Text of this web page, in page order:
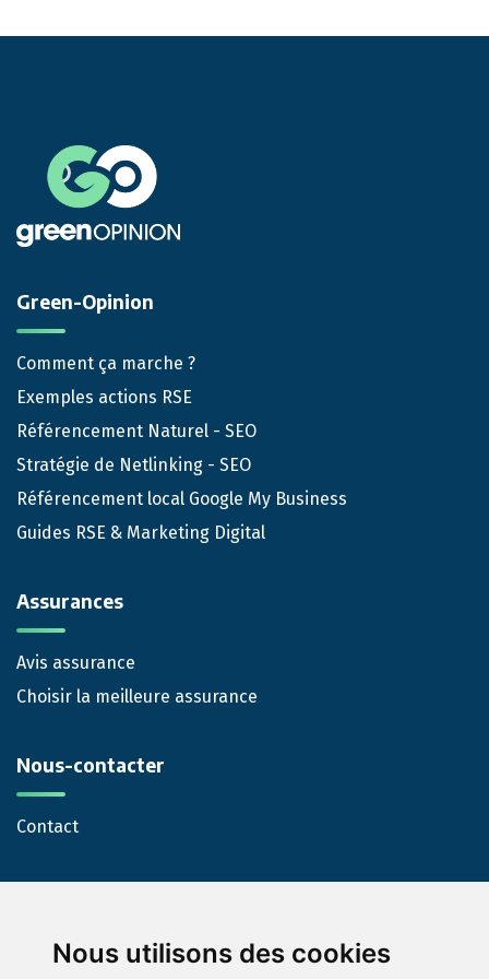
Nous utilisons des cookies
Green-Opinion
Comment ça marche ?
Exemples actions RSE
Référencement Naturel - SEO
Stratégie de Netlinking - SEO
Référencement local Google My Business
Guides RSE & Marketing Digital
Assurances
Avis assurance
Choisir la meilleure assurance
Nous-contacter
Contact